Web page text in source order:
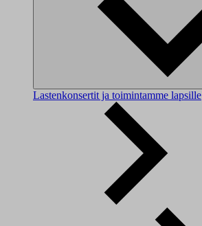
Lastenkonsertit ja toimintamme lapsille